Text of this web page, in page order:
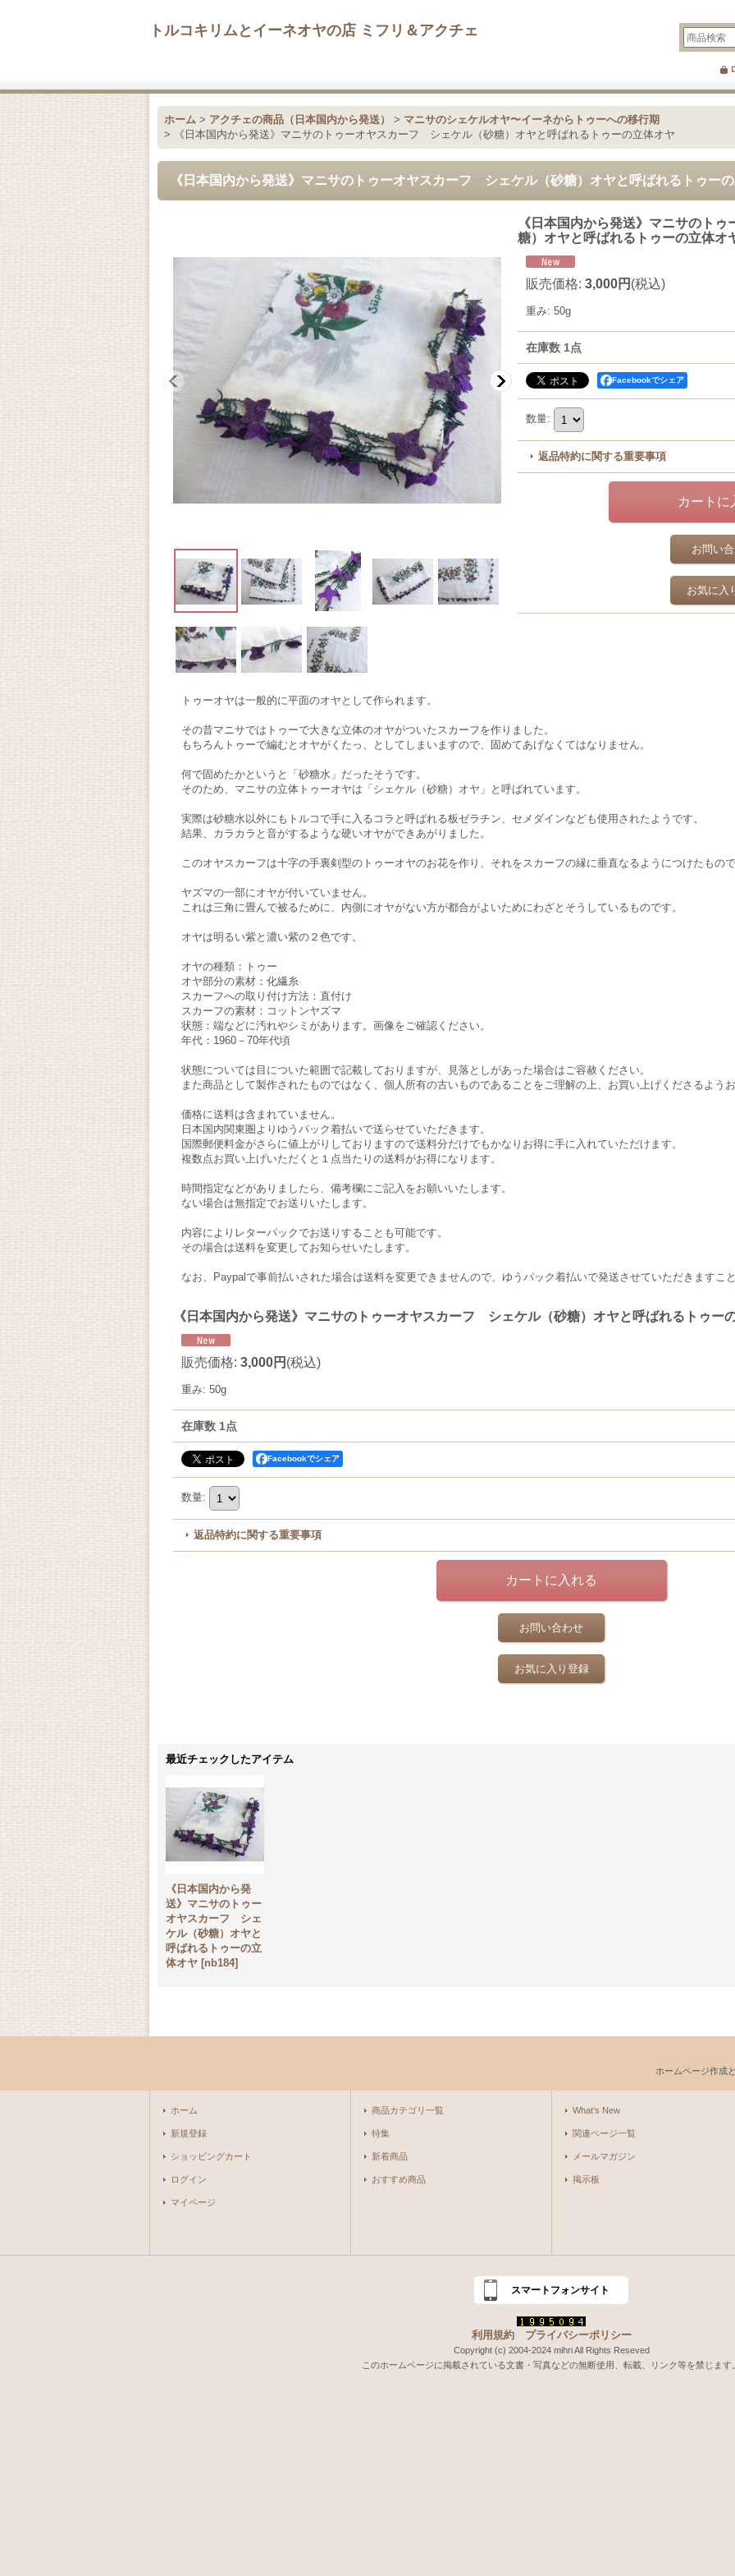
トルコキリムとイーネオヤの店 ミフリ＆アクチェ
ホーム > アクチェの商品（日本国内から発送） > マニサのシェケルオヤ〜イーネからトゥーへの移行期
>
《日本国内から発送》マニサのトゥーオヤスカーフ シェケル（砂糖）オヤと呼ばれるトゥーの立体オヤ
《日本国内から発送》マニサのトゥーオヤスカーフ シェケル（砂糖）オヤと呼ばれるトゥー
《日本国内から発送》マニサのト
糖）オヤと呼ばれるトゥーの立体オ
販売価格: 3,000円 (税込)
重み: 50g
在庫数 1点
Facebookでシェア
数量:
返品特約に関する重要事項
お問い
お気に入
トゥーオヤは一般的に平面のオヤとして作られます。
その昔マニサではトゥーで大きな立体のオヤがついたスカーフを作りました。
もちろんトゥーで編むとオヤがくたっ、としてしまいますので、固めてあげなくてはなりません。
何で固めたかというと「砂糖水」だったそうです。
そのため、マニサの立体トゥーオヤは「シェケル（砂糖）オヤ」と呼ばれています。
実際は砂糖水以外にもトルコで手に入るコラと呼ばれる板ゼラチン、セメダインなども使用されたようです。
結果、カラカラと音がするような硬いオヤができあがりました。
このオヤスカーフは十字の手裏剣型のトゥーオヤのお花を作り、それをスカーフの縁に垂直なるようにつけたもの
ヤズマの一部にオヤが付いていません。
これは三角に畳んで被るために、内側にオヤがない方が都合がよいためにわざとそうしているものです。
オヤは明るい紫と濃い紫の２色です。
オヤの種類：トゥー
オヤ部分の素材：化繊糸
スカーフへの取り付け方法：直付け
スカーフの素材：コットンヤズマ
状態：端などに汚れやシミがあります。画像をご確認ください。
年代：1960－70年代頃
状態については目についた範囲で記載しておりますが、見落としがあった場合はご容赦ください。
また商品として製作されたものではなく、個人所有の古いものであることをご理解の上、お買い上げくださるよう
価格に送料は含まれていません。
日本国内関東圏よりゆうパック着払いで送らせていただきます。
国際郵便料金がさらに値上がりしておりますので送料分だけでもかなりお得に手に入れていただけます。
複数点お買い上げいただくと１点当たりの送料がお得になります。
時間指定などがありましたら、備考欄にご記入をお願いいたします。
ない場合は無指定でお送りいたします。
内容によりレターパックでお送りすることも可能です。
その場合は送料を変更してお知らせいたします。
なお、Paypalで事前払いされた場合は送料を変更できませんので、ゆうパック着払いで発送させていただきますこ
《日本国内から発送》マニサのトゥーオヤスカーフ シェケル（砂糖）オヤと呼ばれるトゥー
販売価格: 3,000円 (税込)
重み: 50g
在庫数 1点
Facebookでシェア
数量:
返品特約に関する重要事項
お問い合わせ
お気に入り登録
最近チェックしたアイテム
《日本国内から発
送》マニサのトゥー
オヤスカーフ シェ
ケル（砂糖）オヤと
呼ばれるトゥーの立
体オヤ [nb184]
ホームページ作成
ホーム
新規登録
ショッピングカート
ログイン
マイページ
商品カテゴリ一覧
特集
新着商品
おすすめ商品
What's New
関連ページ一覧
メールマガジン
掲示板
スマートフォンサイト
利用規約 プライバシーポリシー
Copyright (c) 2004-2024 mihri All Rights Reseved
このホームページに掲載されている文書・写真などの無断使用、転載、リンク等を禁じます